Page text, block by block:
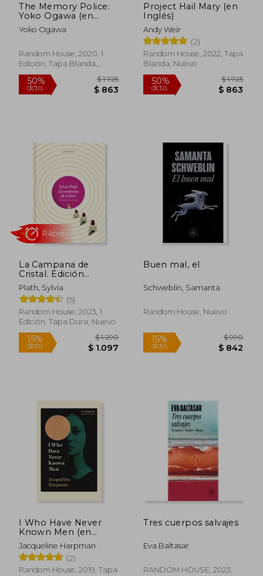
The Memory Police:
Yoko Ogawa (en
Inglés)
Yoko Ogawa
Random House, 2020, 1
Edición, Tapa Blanda,
Nuevo
50%
dcto.
Project Hail Mary (en
Inglés)
Andy Weir
(2)
Random House, 2022, Tapa
Blanda, Nuevo
50%
La Campana de
Cristal. Edición
Ilustrada
Plath, Sylvia
(5)
Random House, 2023, 1
Edición, Tapa Dura, Nuevo
Rápido
Buen mal, el
Schweblin, Samanta
Random House, Nuevo
15%
dcto.
I Who Have Never
Known Men (en
Inglés)
Jacqueline Harpman
(2)
Random House, 2019, Tapa
Tres cuerpos salvajes
Eva Baltasar
RANDOM HOUSE, 2023,